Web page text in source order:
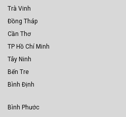
Trà Vinh
Đồng Tháp
Cần Thơ
TP Hồ Chí Minh
Tây Ninh
Bến Tre
Bình Định
Bình Phước